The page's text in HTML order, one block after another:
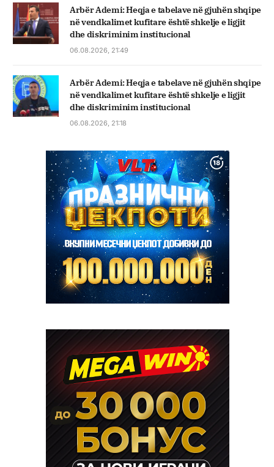
Arbër Ademi: Heqja e tabelave në gjuhën shqipe
në vendkalimet kufitare është shkelje e ligjit
dhe diskriminim institucional
06.08.2026, 21:49
Arbër Ademi: Heqja e tabelave në gjuhën shqipe
në vendkalimet kufitare është shkelje e ligjit
dhe diskriminim institucional
06.08.2026, 21:18